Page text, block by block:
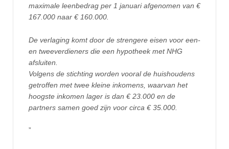
maximale leenbedrag per 1 januari afgenomen van €
167.000 naar € 160.000.
De verlaging komt door de strengere eisen voor een-
en tweeverdieners die een hypotheek met NHG
afsluiten.
Volgens de stichting worden vooral de huishoudens
getroffen met twee kleine inkomens, waarvan het
hoogste inkomen lager is dan € 23.000 en de
partners samen goed zijn voor circa € 35.000.
”